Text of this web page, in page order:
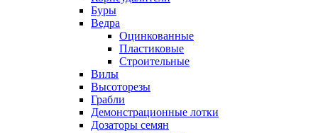
Буры
Ведра
Оцинкованные
Пластиковые
Строительные
Вилы
Высоторезы
Грабли
Демонстрационные лотки
Дозаторы семян